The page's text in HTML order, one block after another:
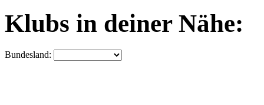
Klubs in deiner Nähe:
Bundesland: